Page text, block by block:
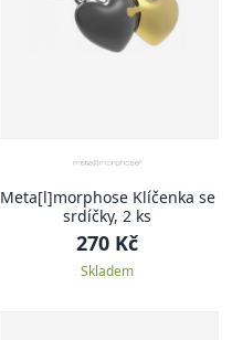
Meta[l]morphose Klíčenka se
srdíčky, 2 ks
270 Kč
Skladem